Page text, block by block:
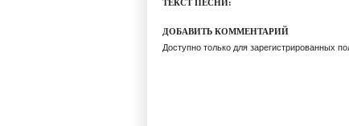
ТЕКСТ ПЕСНИ:
ДОБАВИТЬ КОММЕНТАРИЙ
Доступно только для зарегистрированных